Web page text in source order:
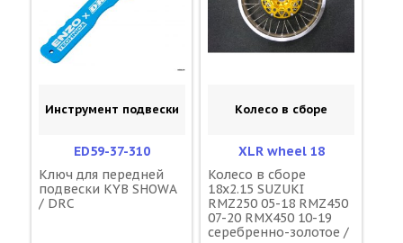
Инструмент подвески
ED59-37-310
Ключ для передней
подвески KYB SHOWA
/ DRC
Колесо в сборе
XLR wheel 18
Колесо в сборе
18x2.15 SUZUKI
RMZ250 05-18 RMZ450
07-20 RMX450 10-19
серебренно-золотое /